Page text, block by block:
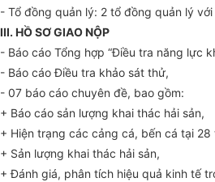
- Tổ đồng quản lý: 2 tổ đồng quản lý
III. HỒSƠ GIAO NỘP
- Báo cáo Tổng hợp “Điều tra năng lực
- Báo cáo Điều tra khảo sát thử,
- 07 báo cáo chuyên đề, bao gồm:
+ Báo cáo sản lượng khai thác hải sản,
+ Hiện trạng các cảng cá, bến cá tại 28
+ Sản lượng khai thác hải sản,
+ Đánh giá, phân tích hiệu quả kinh tế